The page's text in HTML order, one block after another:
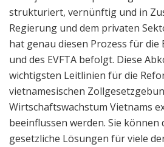
strukturiert, vernünftig und in
Regierung und dem privaten
hat genau diesen Prozess für die
und des EVFTA befolgt. Diese
wichtigsten Leitlinien für die
vietnamesischen
Wirtschaftswachstum Vietnams
beeinflussen werden. Sie können
gesetzliche Lösungen für viele